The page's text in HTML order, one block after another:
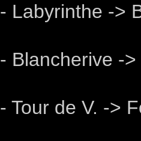
- Labyrinthe ->
- Blancherive -
- Tour de V. ->